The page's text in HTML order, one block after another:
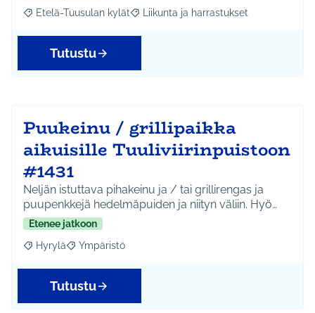
Rajaa tulokset aihepiirin mukaan: Etelä-Tuusulan kylät
Etelä-Tuusulan kylät Rajaa tulokset teeman mukaan:
Liikunta ja harrastukset
Tutustu
Puukeinu / grillipaikka
aikuisille Tuuliviirinpuistoon
#1431
Neljän istuttava pihakeinu ja / tai grillirengas ja
puupenkkejä hedelmäpuiden ja niityn väliin. Hyö…
Etenee jatkoon
Rajaa tulokset aihepiirin mukaan: Hyrylä
Hyrylä Rajaa tulokset teeman mukaan: Ympäristö
Ympäristö
Tutustu